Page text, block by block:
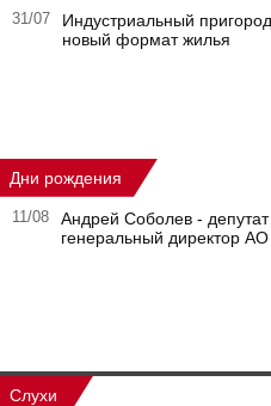
31/07
Индустриальный
новый формат жилья
Дни рождения
11/08
Андрей Соболев -
генеральный директор
Слухи